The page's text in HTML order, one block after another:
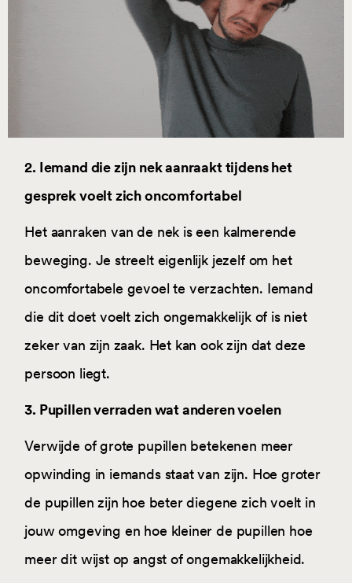
2. Iemand die zijn nek aanraakt tijdens het
gesprek voelt zich oncomfortabel
Het aanraken van de nek is een kalmerende
beweging. Je streelt eigenlijk jezelf om het
oncomfortabele gevoel te verzachten. Iemand
die dit doet voelt zich ongemakkelijk of is niet
zeker van zijn zaak. Het kan ook zijn dat deze
persoon liegt.
3. Pupillen verraden wat anderen voelen
Verwijde of grote pupillen betekenen meer
opwinding in iemands staat van zijn. Hoe groter
de pupillen zijn hoe beter diegene zich voelt in
jouw omgeving en hoe kleiner de pupillen hoe
meer dit wijst op angst of ongemakkelijkheid.